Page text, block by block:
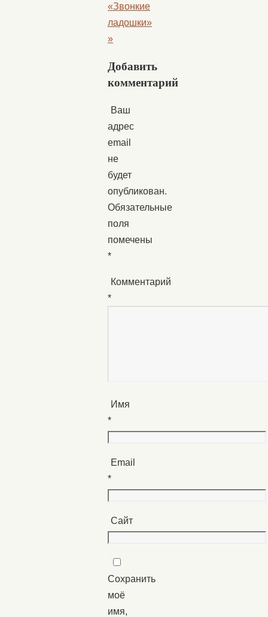
«Звонкие
ладошки»
»
Добавить
комментарий
Ваш
адрес
email
не
будет
опубликован.
Обязательные
поля
помечены
*
Комментарий
*
Имя
*
Email
*
Сайт
Сохранить
моё
имя,